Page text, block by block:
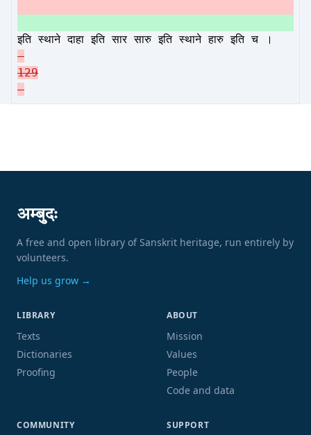
इति स्थाने दाहा इति सार सारु इति स्थाने हारु इति च ।
129
अम्बुदः
A free and open library of Sanskrit heritage, run entirely by
volunteers.
Help us grow →
LIBRARY
Texts
Dictionaries
Proofing
ABOUT
Mission
Values
People
Code and data
COMMUNITY SUPPORT